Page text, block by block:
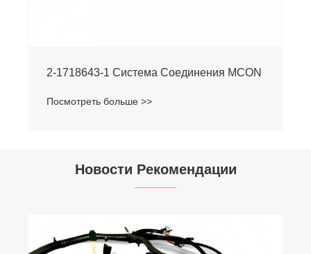
2-1718643-1 Система Соединения MCON
Посмотреть больше >>
Новости Рекомендации